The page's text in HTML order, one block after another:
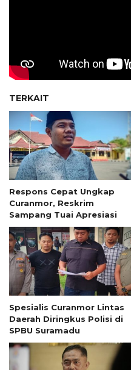
TERKAIT
Respons Cepat Ungkap
Curanmor, Reskrim
Sampang Tuai Apresiasi
Spesialis Curanmor Lintas
Daerah Diringkus Polisi di
SPBU Suramadu